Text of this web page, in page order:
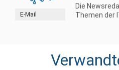
E-Mail
Die
Themen der